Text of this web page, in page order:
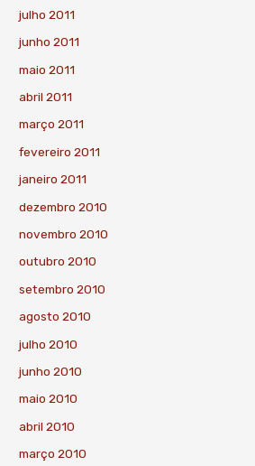
julho 2011
junho 2011
maio 2011
abril 2011
março 2011
fevereiro 2011
janeiro 2011
dezembro 2010
novembro 2010
outubro 2010
setembro 2010
agosto 2010
julho 2010
junho 2010
maio 2010
abril 2010
março 2010